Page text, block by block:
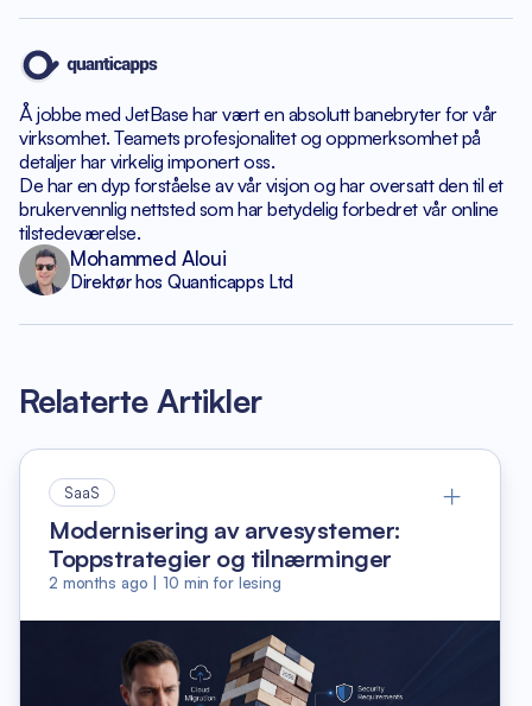
Å jobbe med JetBase har vært en absolutt banebryterfor vår
virksomhet. Teamets profesjonalitet og oppmerksomhetpå
detaljer har virkelig imponert oss.
De har en dyp forståelse av vår visjon og har oversatt den til et
brukervennlig nettsted som har betydeligforbedret vår online
tilstedeværelse.
Mohammed Aloui
Direktør hos Quanticapps Ltd
Relaterte Artikler
SaaS
Modernisering av arvesystemer:
Toppstrategier og tilnærminger
2 months ago |10 min for lesing